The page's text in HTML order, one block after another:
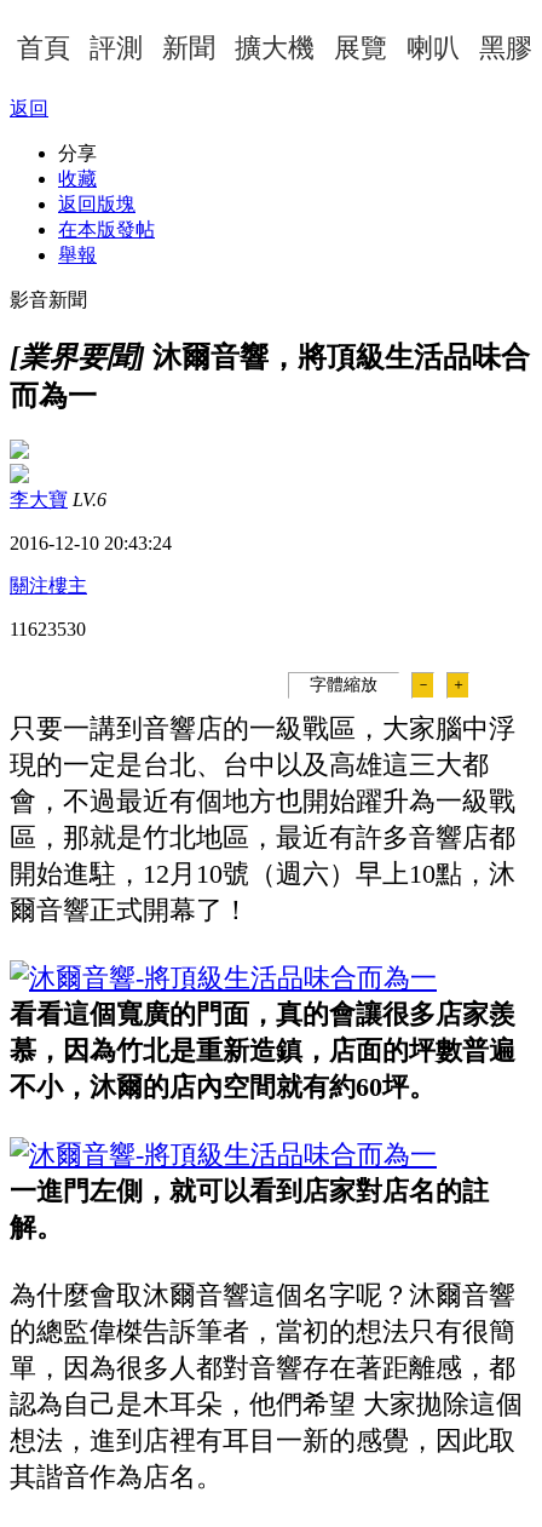
首頁 評測 新聞 擴大機 展覽 喇叭 黑膠
返回
分享
收藏
返回版塊
在本版發帖
舉報
影音新聞
[業界要聞] 沐爾音響，將頂級生活品味合
而為一
李大寶 LV.6
2016-12-10 20:43:24
關注樓主
11623530
字體縮放 － ＋
只要一講到音響店的一級戰區，大家腦中浮
現的一定是台北、台中以及高雄這三大都
會，不過最近有個地方也開始躍升為一級戰
區，那就是竹北地區，最近有許多音響店都
開始進駐，12月10號（週六）早上10點，沐
爾音響正式開幕了！
看看這個寬廣的門面，真的會讓很多店家羨
慕，因為竹北是重新造鎮，店面的坪數普遍
不小，沐爾的店內空間就有約60坪。
一進門左側，就可以看到店家對店名的註
解。
為什麼會取沐爾音響這個名字呢？沐爾音響
的總監偉榤告訴筆者，當初的想法只有很簡
單，因為很多人都對音響存在著距離感，都
認為自己是木耳朵，他們希望 大家拋除這個
想法，進到店裡有耳目一新的感覺，因此取
其諧音作為店名。